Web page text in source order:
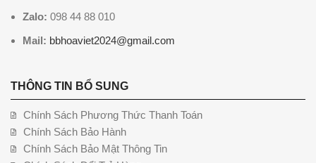
Zalo: 098 44 88 010
Mail: bbhoaviet2024@gmail.com
THÔNG TIN BỔ SUNG
Chính Sách Phương Thức Thanh Toán
Chính Sách Bảo Hành
Chính Sách Bảo Mật Thông Tin